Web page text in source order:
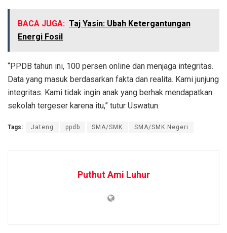
BACA JUGA: Taj Yasin: Ubah Ketergantungan
Energi Fosil
“PPDB tahun ini, 100 persen online dan menjaga integritas.
Data yang masuk berdasarkan fakta dan realita. Kami junjung
integritas. Kami tidak ingin anak yang berhak mendapatkan
sekolah tergeser karena itu,” tutur Uswatun.
Tags: Jateng ppdb SMA/SMK SMA/SMK Negeri
Puthut Ami Luhur